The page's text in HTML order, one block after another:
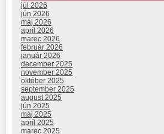
júl 2026
jún 2026
máj 2026
apríl 2026
marec 2026
február 2026
január 2026
december 2025
november 2025
október 2025
september 2025
august 2025
jún 2025
máj 2025
apríl 2025
marec 2025